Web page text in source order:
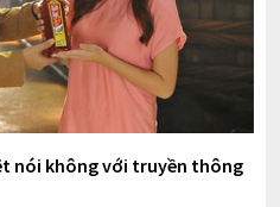
nói không với truyền thông